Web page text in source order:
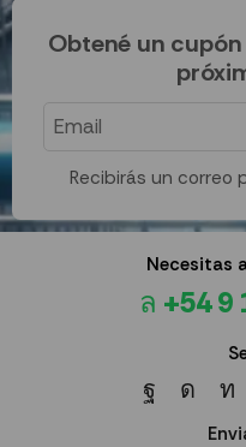
Obtené un
Recibirás un correo
Necesitas
+54 9